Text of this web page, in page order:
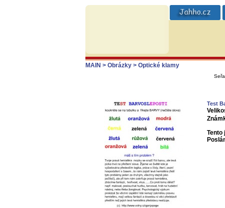
MAIN > Obrázky > Optické klamy
Test
Tento